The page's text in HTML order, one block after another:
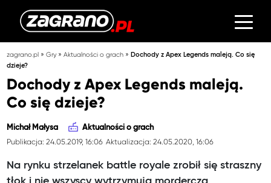
zagrano.pl »Gry»Aktualności o grach »Dochody z Apex Legends maleją. Co się
dzieje?
Dochody z Apex Legends maleją.
Co się dzieje?
Michał Małysa Aktualności o grach
Publikacja: 24.05.2019, 16:06 Aktualizacja: 24.05.2020, 16:06
Na rynku strzelanek battle royale zrobił się straszny